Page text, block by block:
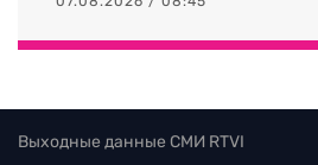
Выходные данные СМИ RTVI